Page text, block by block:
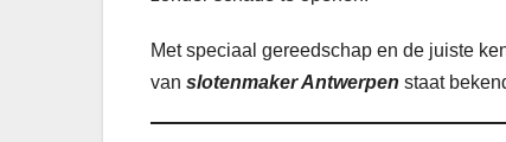
Met speciaal gereedschap en de juiste
van slotenmaker Antwerpen staat